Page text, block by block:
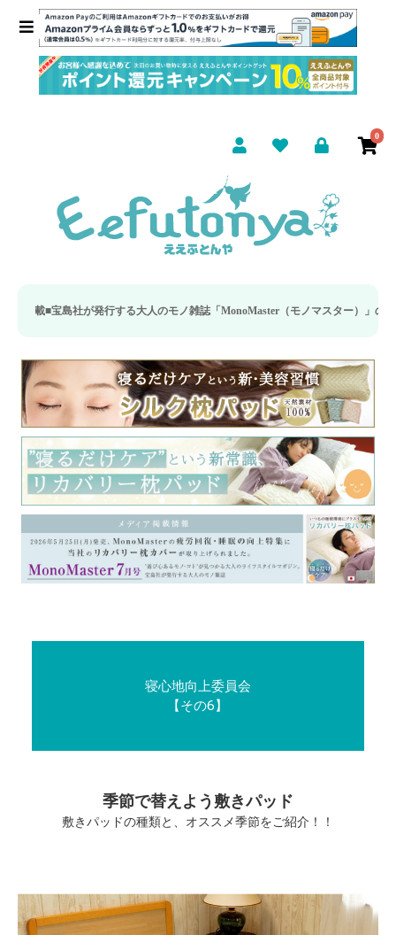
0
島社が発行する大人のモノ雑誌「MonoMaster（モノマスター）」の疲労回復・
寝心地向上委員会
【その6】
季節で替えよう敷きパッド
敷きパッドの種類と、オススメ季節をご紹介！！